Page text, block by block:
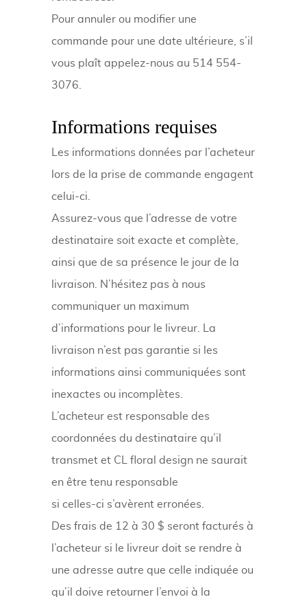
Pour annuler ou modifier une
commande pour une date ultérieure, s’il
vous plaît appelez-nous au 514 554-
3076.
Informations requises
Les informations données par l’acheteur
lors de la prise de commande engagent
celui-ci.
Assurez-vous que l’adresse de votre
destinataire soit exacte et complète,
ainsi que de sa présence le jour de la
livraison. N’hésitez pas à nous
communiquer un maximum
d’informations pour le livreur. La
livraison n’est pas garantie si les
informations ainsi communiquées sont
inexactes ou incomplètes.
L’acheteur est responsable des
coordonnées du destinataire qu’il
transmet et CL floral design ne saurait
en être tenu responsable
si celles-ci s’avèrent erronées.
Des frais de 12 à 30 $ seront facturés à
l’acheteur si le livreur doit se rendre à
une adresse autre que celle indiquée ou
qu’il doive retourner l’envoi à la